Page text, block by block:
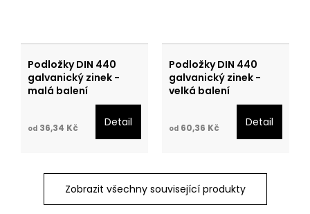
Podložky DIN 440
galvanický zinek -
malá balení
od 36,34 Kč Detail
Podložky DIN 440
galvanický zinek -
velká balení
od 60,36 Kč Detail
Zobrazit všechny související produkty